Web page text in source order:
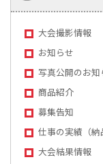
大会撮影情報
お知らせ
写真公開のお知
商品紹介
募集告知
仕事の実績（納
大会結果情報